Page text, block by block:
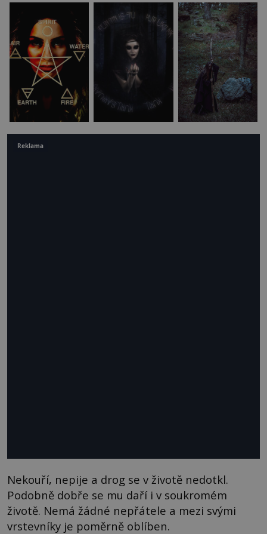
Nekouří, nepije a drog se v životě nedotkl.
Podobně dobře se mu daří i v soukromém
životě. Nemá žádné nepřátele a mezi svými
vrstevníky je poměrně oblíben.
Reklama